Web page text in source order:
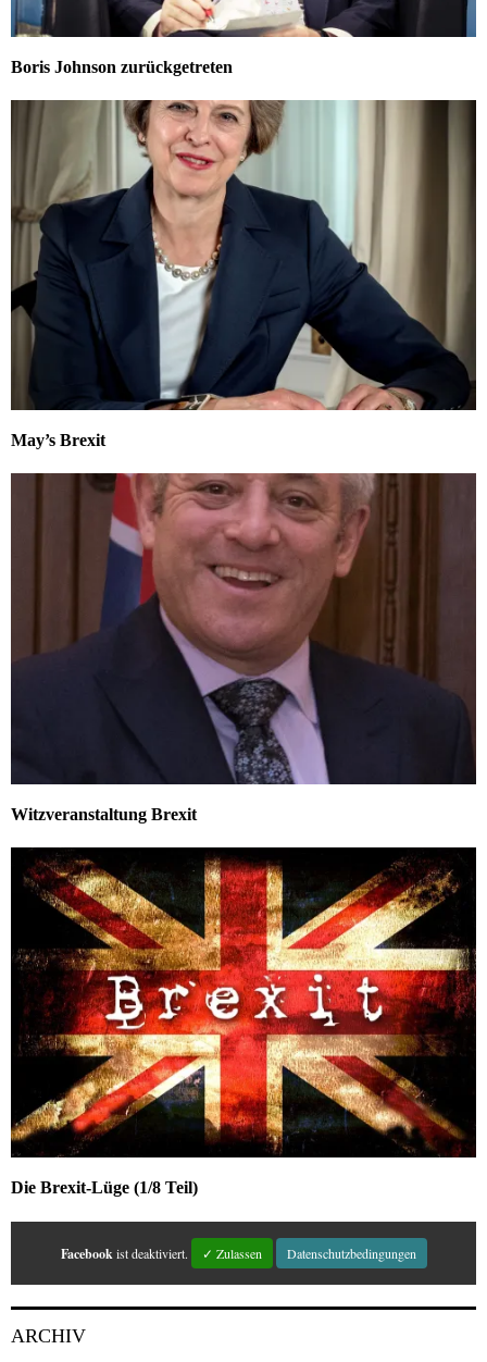
Boris Johnson zurückgetreten
May’s Brexit
Witzveranstaltung Brexit
Die Brexit-Lüge (1/8 Teil)
Facebook ist deaktiviert. ✓ Zulassen Datenschutzbedingungen
ARCHIV